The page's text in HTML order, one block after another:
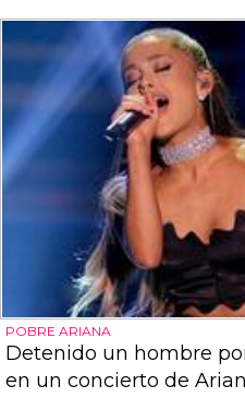
POBRE ARIANA
Detenido un hombre
en un concierto de